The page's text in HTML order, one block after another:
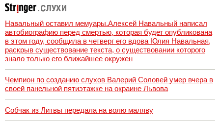
Навальный оставил мемуары.Алексей Навальный написал
автобиографию перед смертью, которая будет опубликована
в этом году, сообщила в четверг его вдова Юлия Навальная,
раскрыв существование текста, о существовании которого
знало только его ближайшее окружен
Чемпион по созданию слухов Валерий Соловей умер вчера в
своей панельной пятиэтажке на окраине Львова
Собчак из Литвы передала на волю маляву